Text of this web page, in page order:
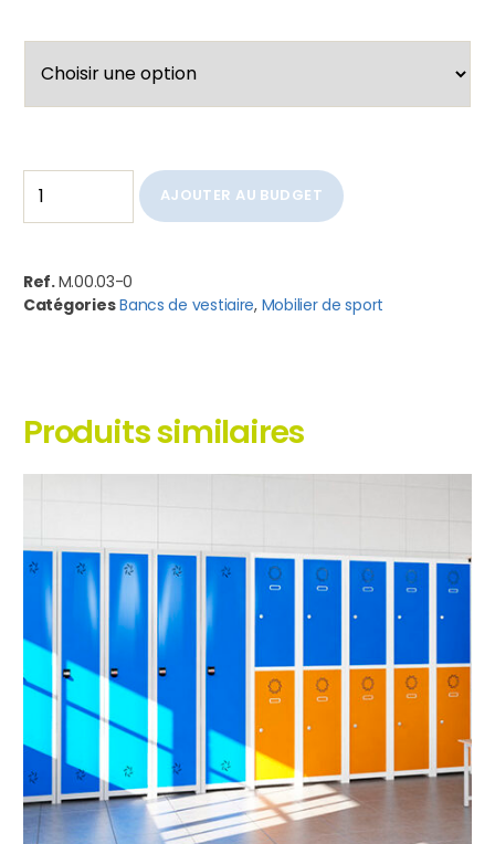
AJOUTER AU BUDGET
Ref.M.00.03-0
CatégoriesBancs de vestiaire, Mobilier de sport
Produits similaires